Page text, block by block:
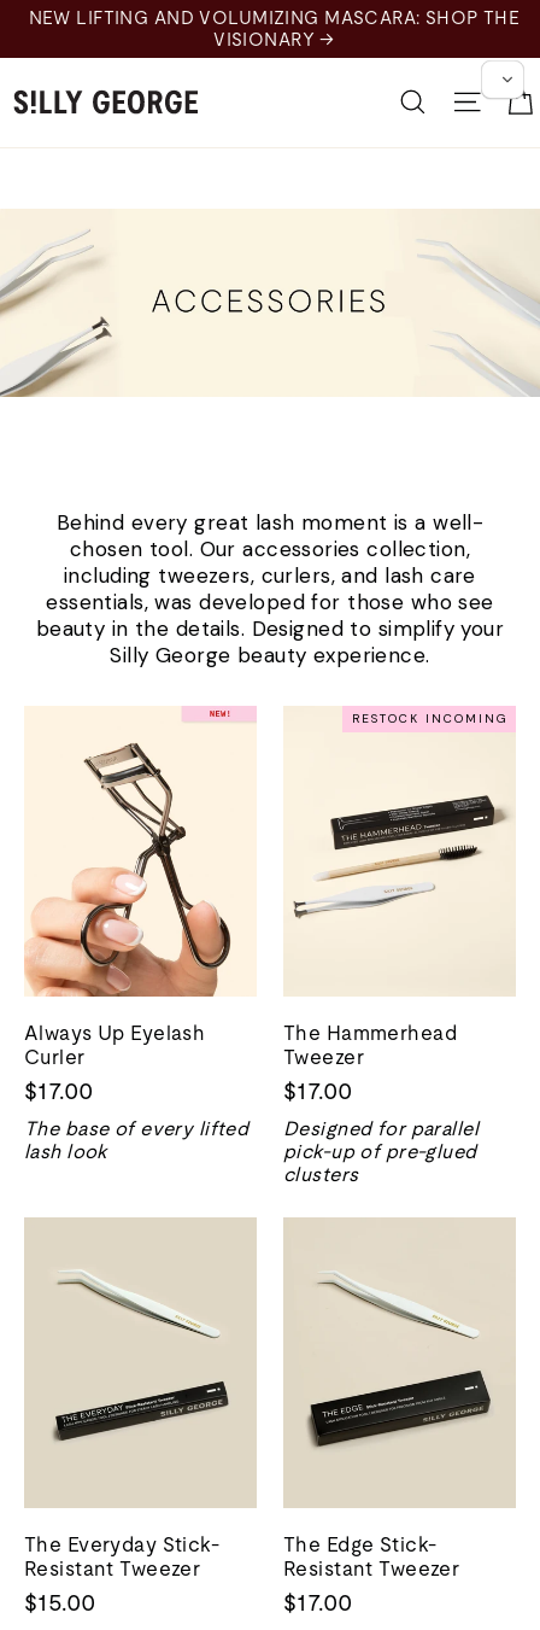
Skip
content
NEW LIFTING AND VOLUMIZING MASCARA: SHOP THE
VISIONARY →
Recherche
Behind every great lash moment is a well-
chosen tool. Our accessories collection,
including tweezers, curlers, and lash care
essentials, was developed for those who see
beauty in the details. Designed to simplify your
Silly George beauty experience.
Always Up Eyelash
Curler
$17.00
The base of every lifted
lash look
RESTOCK INCOMING
The Hammerhead
Tweezer
$17.00
Designed for parallel
pick-up of pre-glued
clusters
The Everyday Stick-
Resistant Tweezer
$15.00
The Edge Stick-
Resistant Tweezer
$17.00